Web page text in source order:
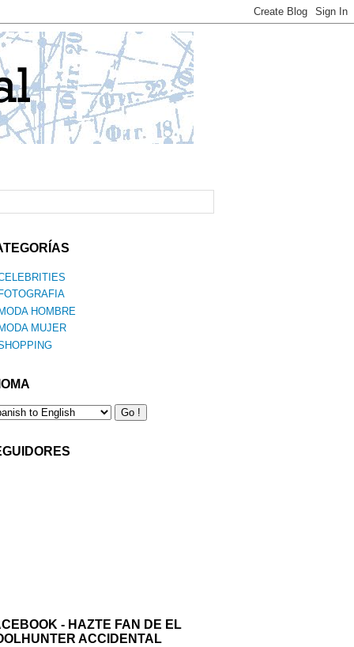
HOMBRE
MUJER
- HAZTE FAN DE EL
ACCIDENTAL